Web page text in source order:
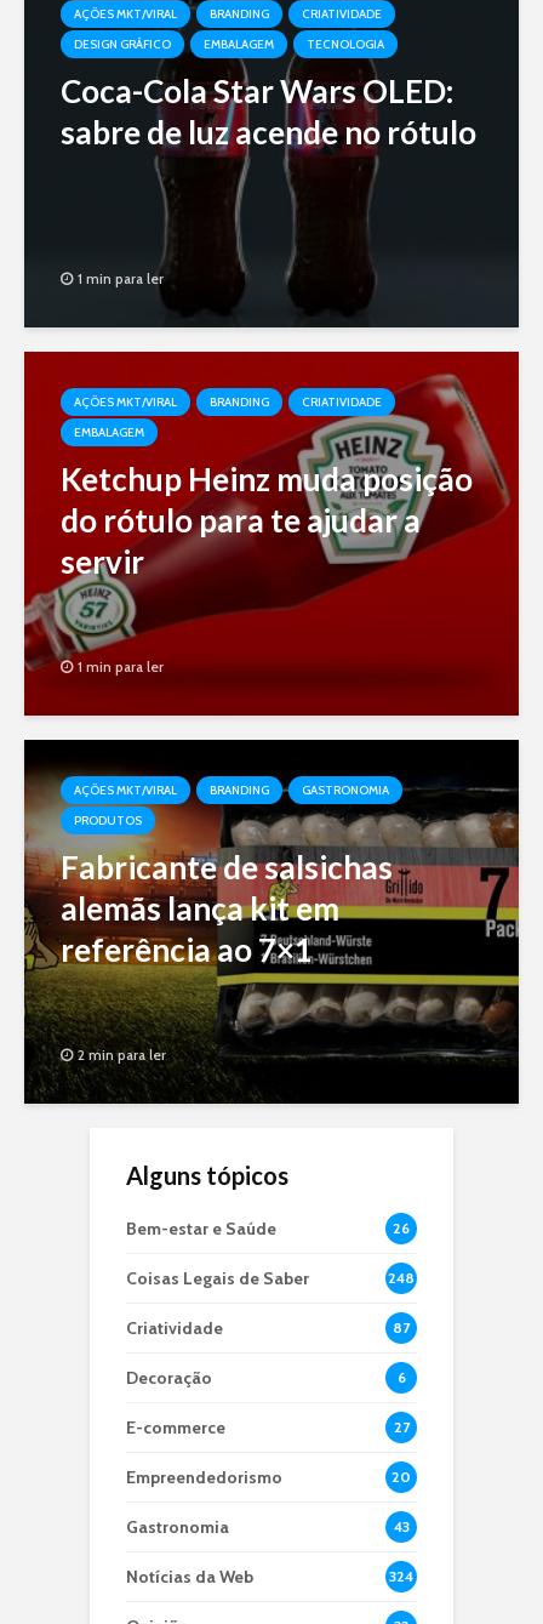
AÇÕES MKT/VIRAL BRANDING
CRIATIVIDADE
DESIGN GRÁFICO
EMBALAGEM TECNOLOGIA
Coca-Cola Star Wars OLED:
sabre de luz acende no rótulo
1 min para ler
AÇÕES MKT/VIRAL BRANDING
CRIATIVIDADE
EMBALAGEM
Ketchup Heinz muda posição
do rótulo para te ajudar a
servir
1 min para ler
AÇÕES MKT/VIRAL BRANDING
GASTRONOMIA
PRODUTOS
Fabricante de salsichas
alemãs lança kit em
referência ao 7×1
2 min para ler
Alguns tópicos
Bem-estar e Saúde 26
Coisas Legais de Saber 248
Criatividade 87
Decoração 6
E-commerce 27
Empreendedorismo 20
Gastronomia 43
Notícias da Web 324